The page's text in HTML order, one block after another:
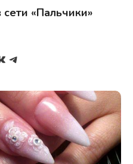
«Пальчики»
Telegram